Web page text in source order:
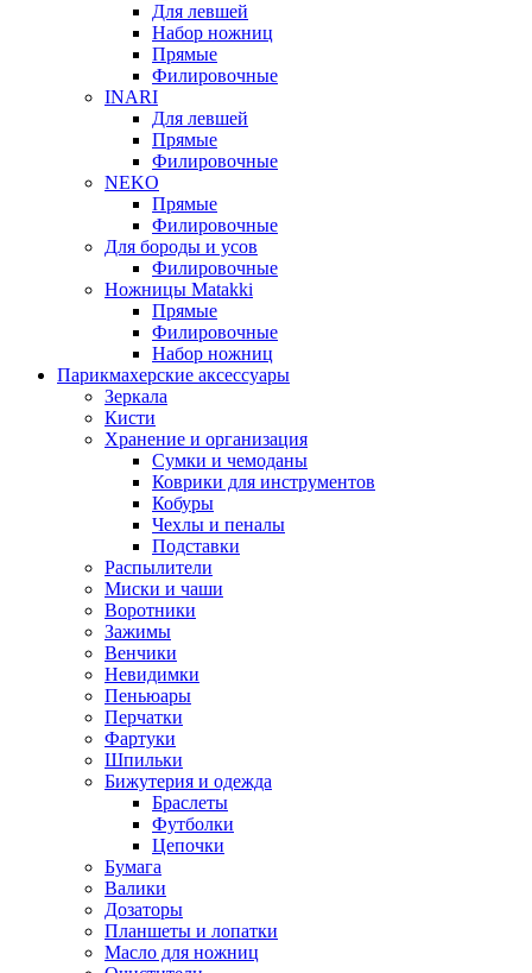
Для левшей
Набор ножниц
Прямые
Филировочные
INARI
Для левшей
Прямые
Филировочные
NEKO
Прямые
Филировочные
Для бороды и усов
Филировочные
Ножницы Matakki
Прямые
Филировочные
Набор ножниц
Парикмахерские аксессуары
Зеркала
Кисти
Хранение и организация
Сумки и чемоданы
Коврики для инструментов
Кобуры
Чехлы и пеналы
Подставки
Распылители
Миски и чаши
Воротники
Зажимы
Венчики
Невидимки
Пеньюары
Перчатки
Фартуки
Шпильки
Бижутерия и одежда
Браслеты
Футболки
Цепочки
Бумага
Валики
Дозаторы
Планшеты и лопатки
Масло для ножниц